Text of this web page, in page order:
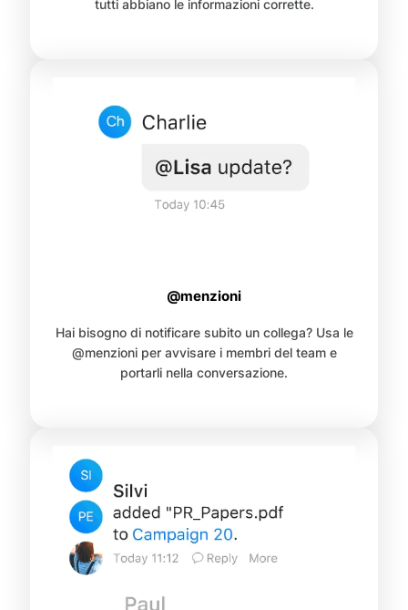
tutti abbiano le informazioni corrette.
@menzioni
Hai bisogno di notificare subito un collega? Usa le
@menzioni per avvisare i membri del team e
portarli nella conversazione.